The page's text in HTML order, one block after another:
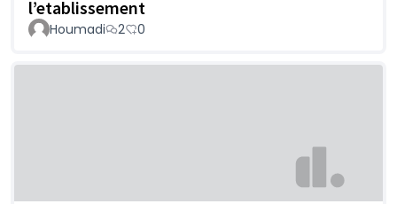
l’etablissement
Houmadi 2 0